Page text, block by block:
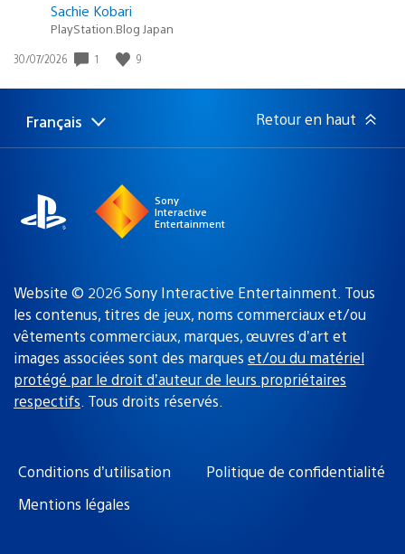
Sachie Kobari
PlayStation.Blog Japan
Date
publication
30/07/2026 1 9
Choisir
une
Région
actuelle
Français Retour en haut
Sony
Interactive
Entertainment
Website © 2026 Sony Interactive Entertainment. Tous
les contenus, titres de jeux, noms commerciaux et/ou
vêtements commerciaux, marques, œuvres d’art et
images associées sont des marques et/ou du matériel
protégé par le droit d’auteur de leurs propriétaires
respectifs. Tous droits réservés.
Conditions d’utilisation
Politique de confidentialité
Mentions légales